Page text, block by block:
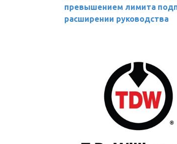
превышением лимита
расширении руководства